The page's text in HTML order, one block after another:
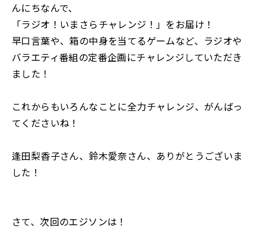
んにちなんで、
「ラジオ！いまさらチャレンジ！」をお届け！
早口言葉や、箱の中身を当てるゲームなど、ラジオや
バラエティ番組の定番企画にチャレンジしていただき
ました！
これからもいろんなことに全力チャレンジ、がんばっ
てくださいね！
逢田梨香子さん、鈴木愛奈さん、ありがとうございま
した！
さて、次回のエジソンは！